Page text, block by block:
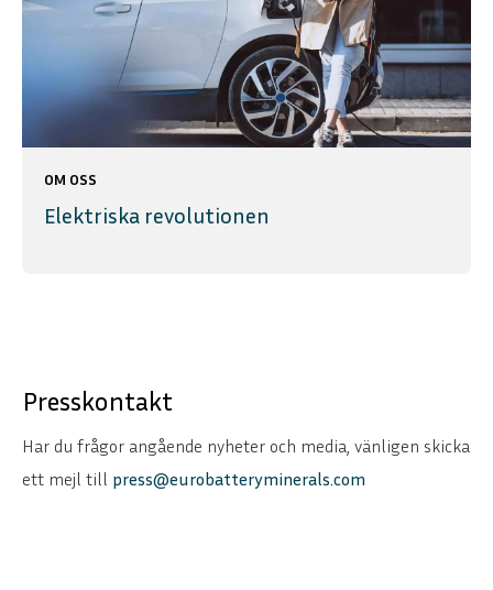
OM OSS
Elektriska revolutionen
Presskontakt
Har du frågor angående nyheter och media, vänligen skicka
ett mejl till press@eurobatteryminerals.com